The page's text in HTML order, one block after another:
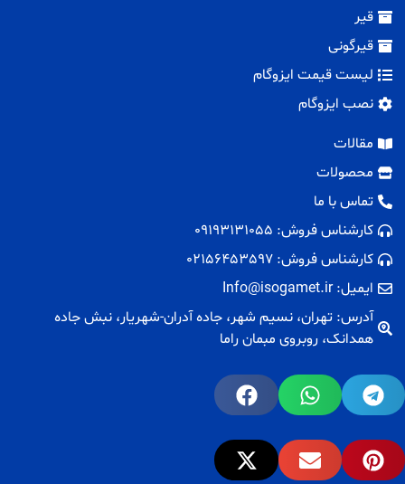
قیر
قیرگونی
لیست قیمت ایزوگام
نصب ایزوگام
مقالات
محصولات
تماس با ما
کارشناس فروش: 09193131055
کارشناس فروش: 02156453597
ایمیل: Info@isogamet.ir
آدرس: تهران، نسیم شهر، جاده آدران-شهریار، نبش جاده
همدانک، روبروی مبمان راما